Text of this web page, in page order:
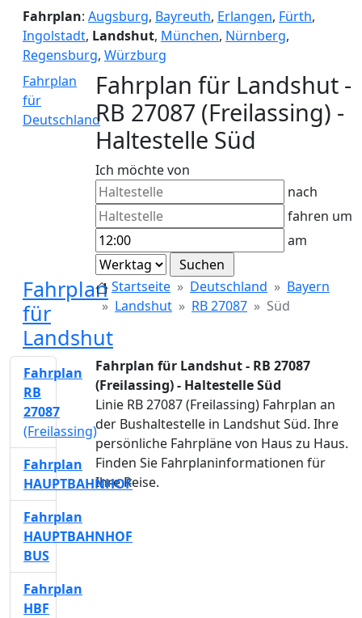
Fahrplan: Augsburg, Bayreuth, Erlangen, Fürth,
Ingolstadt, Landshut, München, Nürnberg,
Regensburg, Würzburg
Fahrplan
für
Deutschland
Fahrplan für Landshut -
RB 27087 (Freilassing) -
Haltestelle Süd
Ich möchte von
nach
fahren um
am
Fahrplan
für
Landshut
Startseite Deutschland
Bayern
Landshut
RB 27087 Süd
Fahrplan für Landshut - RB 27087
(Freilassing) - Haltestelle Süd
Linie RB 27087 (Freilassing) Fahrplan an
der Bushaltestelle in Landshut Süd. Ihre
persönliche Fahrpläne von Haus zu Haus.
Finden Sie Fahrplaninformationen für
Ihre Reise.
Fahrplan
RB
27087
(Freilassing)
Fahrplan
HAUPTBAHNHOF
Fahrplan
HAUPTBAHNHOF
BUS
Fahrplan
HBF